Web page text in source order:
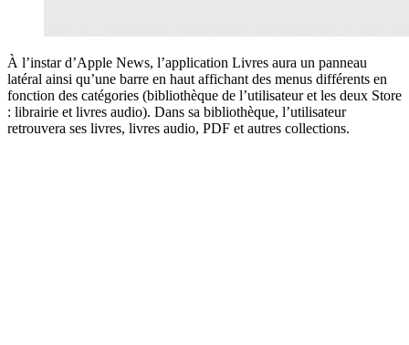
À l’instar d’Apple News, l’application Livres aura un panneau
latéral ainsi qu’une barre en haut affichant des menus différents en
fonction des catégories (bibliothèque de l’utilisateur et les deux Store
: librairie et livres audio). Dans sa bibliothèque, l’utilisateur
retrouvera ses livres, livres audio, PDF et autres collections.